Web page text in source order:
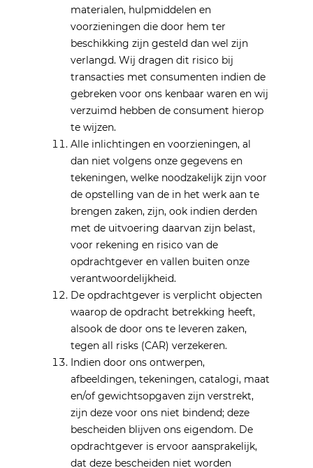
materialen, hulpmiddelen en
voorzieningen die door hem ter
beschikking zijn gesteld dan wel zijn
verlangd. Wij dragen dit risico bij
transacties met consumenten indien de
gebreken voor ons kenbaar waren en wij
verzuimd hebben de consument hierop
te wijzen.
Alle inlichtingen en voorzieningen, al
dan niet volgens onze gegevens en
tekeningen, welke noodzakelijk zijn voor
de opstelling van de in het werk aan te
brengen zaken, zijn, ook indien derden
met de uitvoering daarvan zijn belast,
voor rekening en risico van de
opdrachtgever en vallen buiten onze
verantwoordelijkheid.
De opdrachtgever is verplicht objecten
waarop de opdracht betrekking heeft,
alsook de door ons te leveren zaken,
tegen all risks (CAR) verzekeren.
Indien door ons ontwerpen,
afbeeldingen, tekeningen, catalogi, maat
en/of gewichtsopgaven zijn verstrekt,
zijn deze voor ons niet bindend; deze
bescheiden blijven ons eigendom. De
opdrachtgever is ervoor aansprakelijk,
dat deze bescheiden niet worden